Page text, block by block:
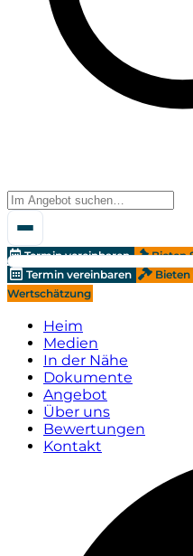
Termin vereinbaren Bieten
Termin vereinbaren
Bieten
Wertschätzung
Heim
Medien
In der Nähe
Dokumente
Angebot
Über uns
Bewertungen
Kontakt